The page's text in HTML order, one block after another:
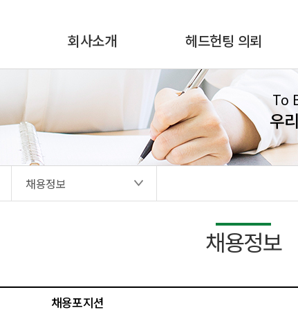
회사소개 헤드헌팅 의뢰
To
우
채용정보
채용정보
채용포지션